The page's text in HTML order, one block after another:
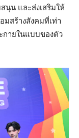
นุน และส่งเสริมให้
สร้างสังคมที่เท่า
กายในแบบของตัว